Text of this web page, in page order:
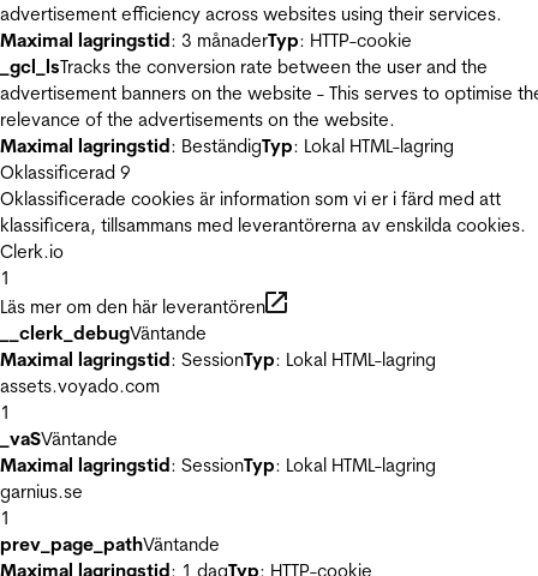
advertisement efficiency across websites using their services.
Maximal lagringstid: 3 månaderTyp: HTTP-cookie
_gcl_lsTracks the conversion rate between the user and the
advertisement banners on the website - This serves to optimise
relevance of the advertisements on the website.
Maximal lagringstid: BeständigTyp: Lokal HTML-lagring
Oklassificerad 9
Oklassificerade cookies är information som vi er i färd med att
klassificera, tillsammans med leverantörerna av enskilda cookies.
Clerk.io
1
Läs mer om den här leverantören
__clerk_debugVäntande
Maximal lagringstid: SessionTyp: Lokal HTML-lagring
assets.voyado.com
1
_vaSVäntande
Maximal lagringstid: SessionTyp: Lokal HTML-lagring
garnius.se
1
prev_page_pathVäntande
Maximal lagringstid: 1 dagTyp: HTTP-cookie